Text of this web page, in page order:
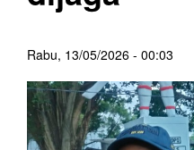
Rabu, 13/05/2026 - 00:03